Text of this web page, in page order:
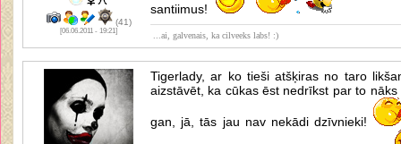
(41)
[06.06.2011 - 19:21]
santiimus!
...ai, galvenais, ka cilveeks labs! :)
Tigerlady, ar ko tieši atšķiras no taro
aizstāvēt, ka cūkas ēst nedrīkst par to
gan, jā, tās jau nav nekādi dzīvnieki!